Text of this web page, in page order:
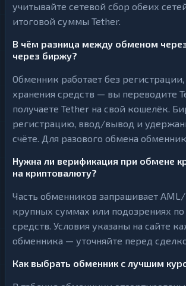
учитывайте сетевой сбор обеих
итоговой суммы Tether.
В чём разница между обменом
через биржу?
Обменник работает без регистрации,
хранения средств — вы переводите
получаете Tether на свой кошелёк.
регистрацию, ввод/вывод и
счёте. Для разового обмена
Нужна ли верификация при обмене
на криптовалюту?
Часть обменников запрашивает AML/
крупных суммах или подозрениях по
средств. Условия указаны на сайте
обменника — уточняйте перед
Как выбрать обменник с лучшим